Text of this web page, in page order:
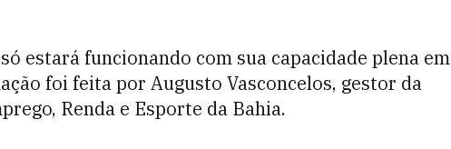
estará funcionando com sua capacidade plena em
foi feita por Augusto Vasconcelos, gestor da
Renda e Esporte da Bahia.